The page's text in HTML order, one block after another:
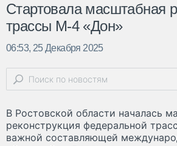
Стартовала масштабная
трассы М-4 «Дон»
06:53, 25 Декабря 2025
В Ростовской области началась
реконструкция федеральной
важной составляющей